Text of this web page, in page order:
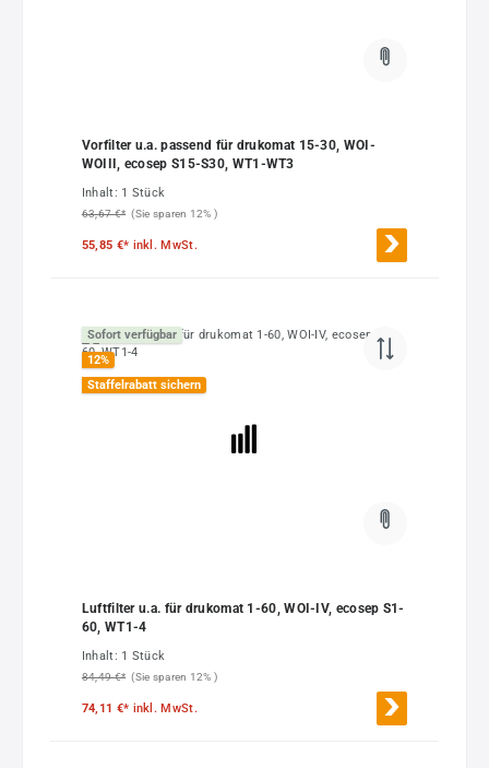
Vorfilter u.a. passend für drukomat 15-30, WOI-
WOIII, ecosep S15-S30, WT1-WT3
Inhalt: 1 Stück
63,67 €* (Sie sparen 12% )
55,85 €* inkl. MwSt.
Sofort verfügbar
12%
Staffelrabatt sichern
Luftfilter u.a. für drukomat 1-60, WOI-IV, ecosep S1-
60, WT1-4
Inhalt: 1 Stück
84,49 €* (Sie sparen 12% )
74,11 €* inkl. MwSt.